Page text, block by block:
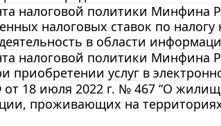
налоговой политики Минфина
налоговых ставок по
в области
налоговой политики Минфина
приобретении услуг в
от 18 июля 2022 г. № 467 “О
проживающих на